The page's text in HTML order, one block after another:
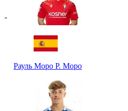
-
Рауль Моро Р. Моро